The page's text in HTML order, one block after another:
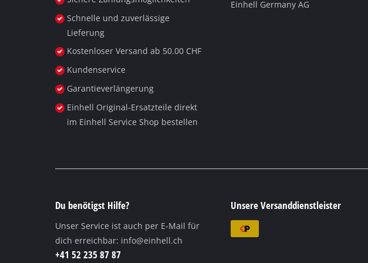
Schnelle und zuverlässige
Lieferung
Kostenloser Versand ab 50.00 CHF
Kundenservice
Garantieverlängerung
Einhell Original-Ersatzteile direkt
im Einhell Service Shop bestellen
Einhell Germany AG
Du benötigst Hilfe?
Unser Service ist auch per E-Mail für
dich erreichbar: info@einhell.ch
+41 52 235 87 87
Unsere Versanddienstleister